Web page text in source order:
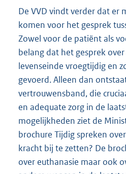
De VVD vindt verder dat er
komen voor het gesprek
Zowel voor de patiënt als
belang dat het gesprek
levenseinde vroegtijdig en
gevoerd. Alleen dan
vertrouwensband, die
en adequate zorg in de
mogelijkheden ziet de
brochure Tijdig spreken
kracht bij te zetten? De
over euthanasie maar ook